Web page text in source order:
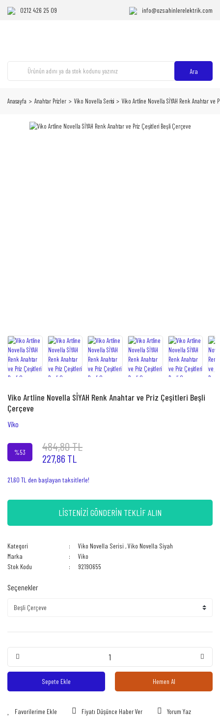
0212 426 25 09 info@ozsahinlerelektrik.com
Ara
Anasayfa Anahtar Prizler Viko Novella Serisi Viko Artline Novella SİYAH Renk Anahtar ve
Viko Artline Novella SİYAH Renk Anahtar ve Priz Çeşitleri Beşli
Çerçeve
Viko
%53 484,80 TL
227,86 TL
21,60 TL den başlayan taksitlerle!
LİSTENİZİ GÖNDERİN TEKLİF ALIN
Kategori Viko Novella Serisi ,Viko Novella Siyah
Marka
Viko
Stok Kodu
92190655
Seçenekler
Sepete Ekle Hemen Al
Fiyatı Düşünce Haber Ver Yorum Yaz